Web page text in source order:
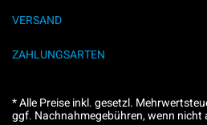
VERSAND
ZAHLUNGSARTEN
* Alle Preise inkl. gesetzl.
ggf. Nachnahmegebühren, wenn nicht